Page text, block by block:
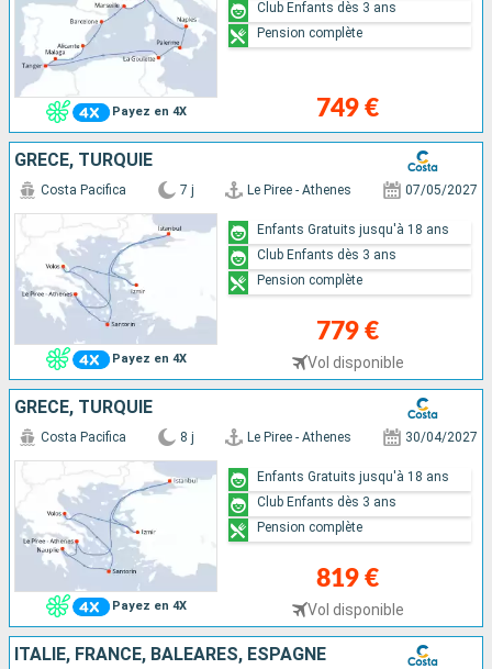
Payez en 4X 749 €
Club Enfants dès 3 ans
Pension complète
GRÈCE, TURQUIE
Payez en 4X
Costa Pacifica 7 j Le Piree - Athenes 07/05/2027
779 €
Vol disponible
Enfants Gratuits jusqu'à 18 ans
Club Enfants dès 3 ans
Pension complète
GRÈCE, TURQUIE
Payez en 4X
Costa Pacifica 8 j Le Piree - Athenes 30/04/2027
819 €
Vol disponible
Enfants Gratuits jusqu'à 18 ans
Club Enfants dès 3 ans
Pension complète
ITALIE, FRANCE, BALÉARES, ESPAGNE